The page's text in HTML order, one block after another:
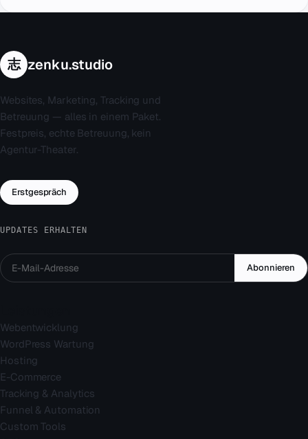
志 zenku.studio
Websites, Marketing, Tracking und
Betreuung — alles in einem Paket.
Festpreis, echte Betreuung, kein
Agentur-Theater.
Erstgespräch
UPDATES ERHALTEN
Abonnieren
Webentwicklung
WordPress Wartung
Hosting
E-Commerce
Tracking & Analytics
Funnel & Automation
Custom Tools